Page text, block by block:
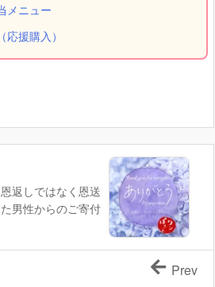
メニュー
援購入）
返しではなく恩送
男性からのご寄付
Prev